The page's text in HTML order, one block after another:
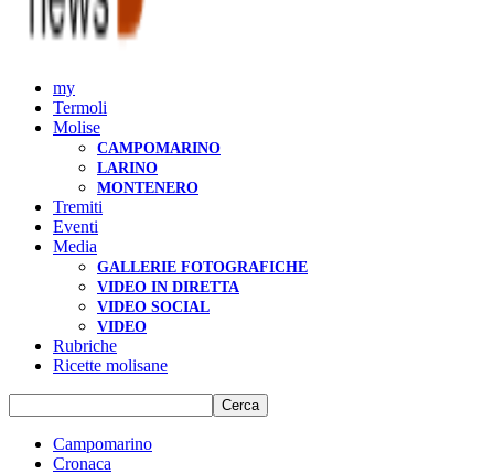
my
Termoli
Molise
CAMPOMARINO
LARINO
MONTENERO
Tremiti
Eventi
Media
GALLERIE FOTOGRAFICHE
VIDEO IN DIRETTA
VIDEO SOCIAL
VIDEO
Rubriche
Ricette molisane
Campomarino
Cronaca